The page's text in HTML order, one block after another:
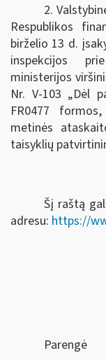
2.
Respublikos
birželio 13 d.
inspekcijos
ministerijos
Nr. V-103 „Dėl
FR0477
metinės
taisyklių
Šį raštą
adresu: https://
Parengė